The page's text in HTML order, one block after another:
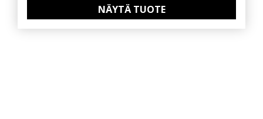
NÄYTÄ TUOTE